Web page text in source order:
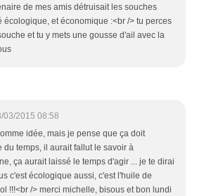
de mes amis détruisait les souches
écologique, et économique :<br /> tu perces
et tu y mets une gousse d'ail avec la
03/2015 08:58
idée, mais je pense que ça doit
du temps, il aurait fallut le savoir à
ça aurait laissé le temps d'agir ... je te dirai
c'est écologique aussi, c'est l'huile de
!!!<br /> merci michelle, bisous et bon lundi